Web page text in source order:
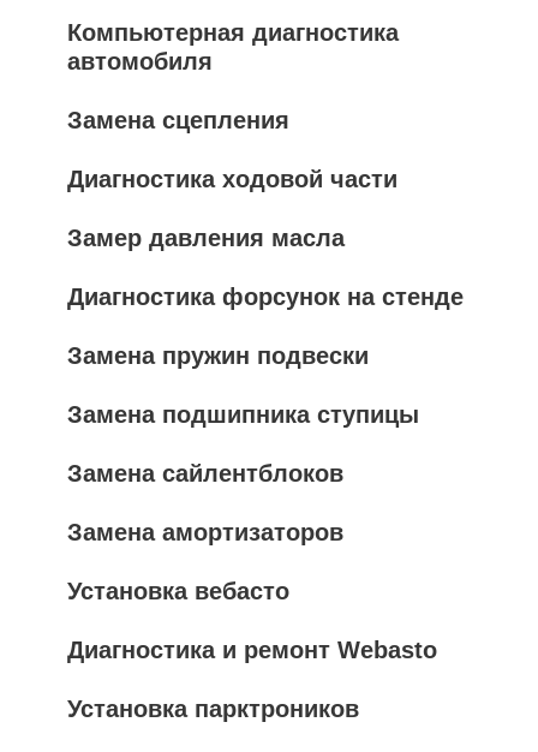
Компьютерная диагностика
автомобиля
Замена сцепления
Диагностика ходовой части
Замер давления масла
Диагностика форсунок на стенде
Замена пружин подвески
Замена подшипника ступицы
Замена сайлентблоков
Замена амортизаторов
Установка вебасто
Диагностика и ремонт Webasto
Установка парктроников